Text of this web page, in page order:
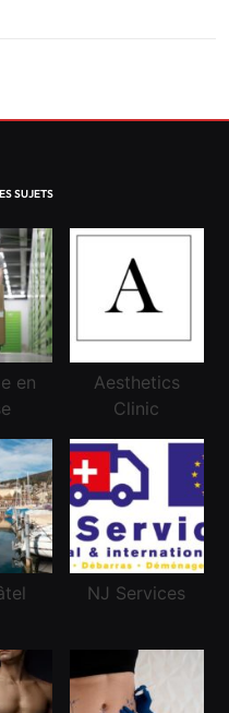
SUJETS
en
Aesthetics
Clinic
NJ Services
frontalier